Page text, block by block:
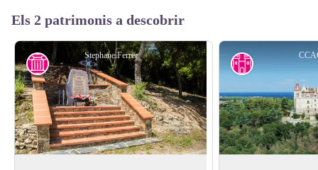
Els 2 patrimonis a descobrir
Stephane Ferrer